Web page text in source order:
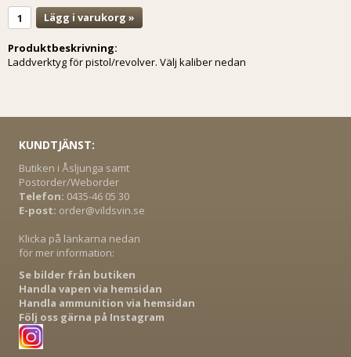
Lägg i varukorg »
Produktbeskrivning:
Laddverktyg för pistol/revolver. Välj kaliber nedan
KUNDTJÄNST:
Butiken i Åsljunga samt
Postorder/Weborder
Telefon: 0435-46 05 30
E-post: order@vildsvin.se
Klicka på länkarna nedan
för mer information:
Se bilder från butiken
Handla vapen via hemsidan
Handla ammunition via hemsidan
Följ oss gärna på Instagram